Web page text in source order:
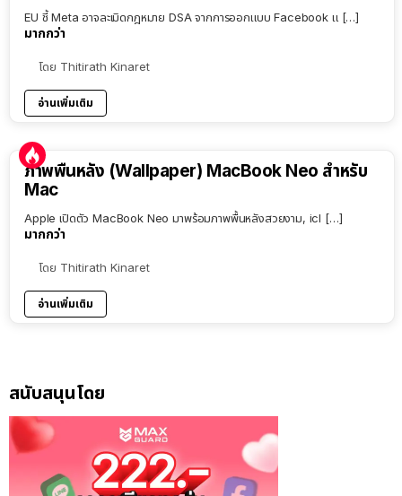
EU ชี้ Meta อาจละเมิดกฎหมาย DSA จากการออกแบบ Facebook แ […]
มากกว่า
โดย Thitirath Kinaret
อ่านเพิ่มเติม
ภาพพื้นหลัง (Wallpaper) MacBook Neo สำหรับ
Mac
Apple เปิดตัว MacBook Neo มาพร้อมภาพพื้นหลังสวยงาม, icl […]
มากกว่า
โดย Thitirath Kinaret
อ่านเพิ่มเติม
สนับสนุนโดย